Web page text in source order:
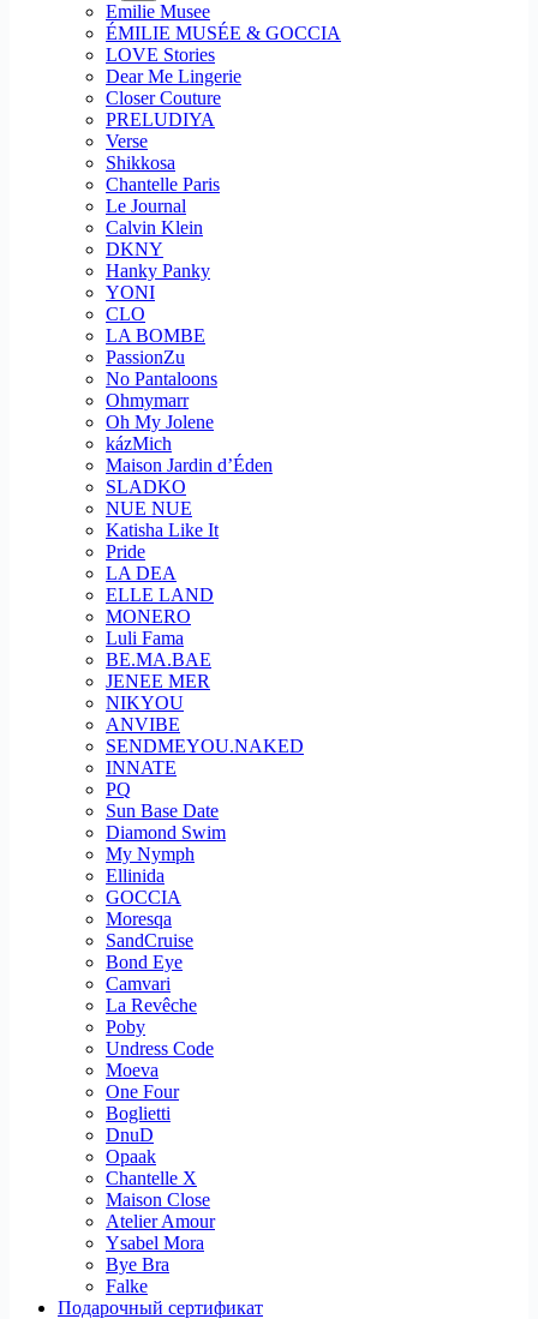
Emilie Musee
ÉMILIE MUSÉE & GOCCIA
LOVE Stories
Dear Me Lingerie
Closer Couture
PRELUDIYA
Verse
Shikkosa
Chantelle Paris
Le Journal
Calvin Klein
DKNY
Hanky Panky
YONI
CLO
LA BOMBE
PassionZu
No Pantaloons
Ohmymarr
Oh My Jolene
kázMich
Maison Jardin d’Éden
SLADKO
NUE NUE
Katisha Like It
Pride
LA DEA
ELLE LAND
MONERO
Luli Fama
BE.MA.BAE
JENEE MER
NIKYOU
ANVIBE
SENDMEYOU.NAKED
INNATE
PQ
Sun Base Date
Diamond Swim
My Nymph
Ellinida
GOCCIA
Moresqa
SandCruise
Bond Eye
Camvari
La Revêche
Poby
Undress Code
Moeva
One Four
Boglietti
DnuD
Opaak
Chantelle X
Maison Close
Atelier Amour
Ysabel Mora
Bye Bra
Falke
Подарочный сертификат